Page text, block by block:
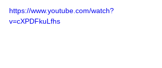
https://www.youtube.com/watch?
v=cXPDFkuLfhs